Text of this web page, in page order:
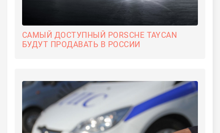
САМЫЙ ДОСТУПНЫЙ PORSCHE TAYCAN
БУДУТ ПРОДАВАТЬ В РОССИИ